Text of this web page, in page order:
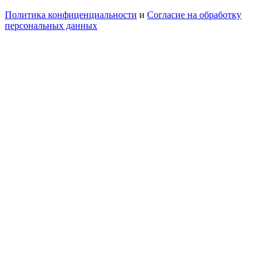
Политика конфиценциальности и Согласие на обработку
персональных данных